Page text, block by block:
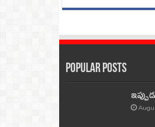
Popular Posts